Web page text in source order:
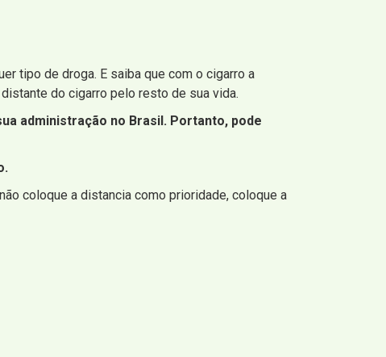
tipo de droga. E saiba que com o cigarro a
do cigarro pelo resto de sua vida.
administração no Brasil. Portanto, pode
coloque a distancia como prioridade, coloque a